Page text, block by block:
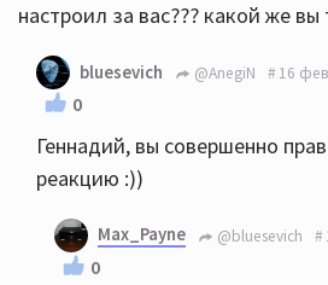
настроил за вас??? какой же
bluesevich @AnegiN 16
0
Геннадий, вы совершенно
реакцию :))
Max_Payne @bluesevich
0